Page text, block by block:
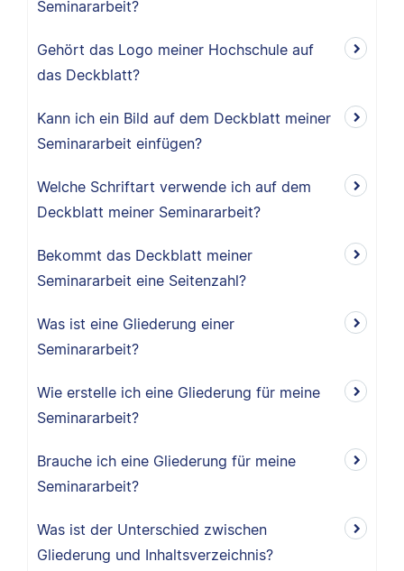
Seminararbeit?
Gehört das Logo meiner Hochschule auf
das Deckblatt?
Kann ich ein Bild auf dem Deckblatt meiner
Seminararbeit einfügen?
Welche Schriftart verwende ich auf dem
Deckblatt meiner Seminararbeit?
Bekommt das Deckblatt meiner
Seminararbeit eine Seitenzahl?
Was ist eine Gliederung einer
Seminararbeit?
Wie erstelle ich eine Gliederung für meine
Seminararbeit?
Brauche ich eine Gliederung für meine
Seminararbeit?
Was ist der Unterschied zwischen
Gliederung und Inhaltsverzeichnis?